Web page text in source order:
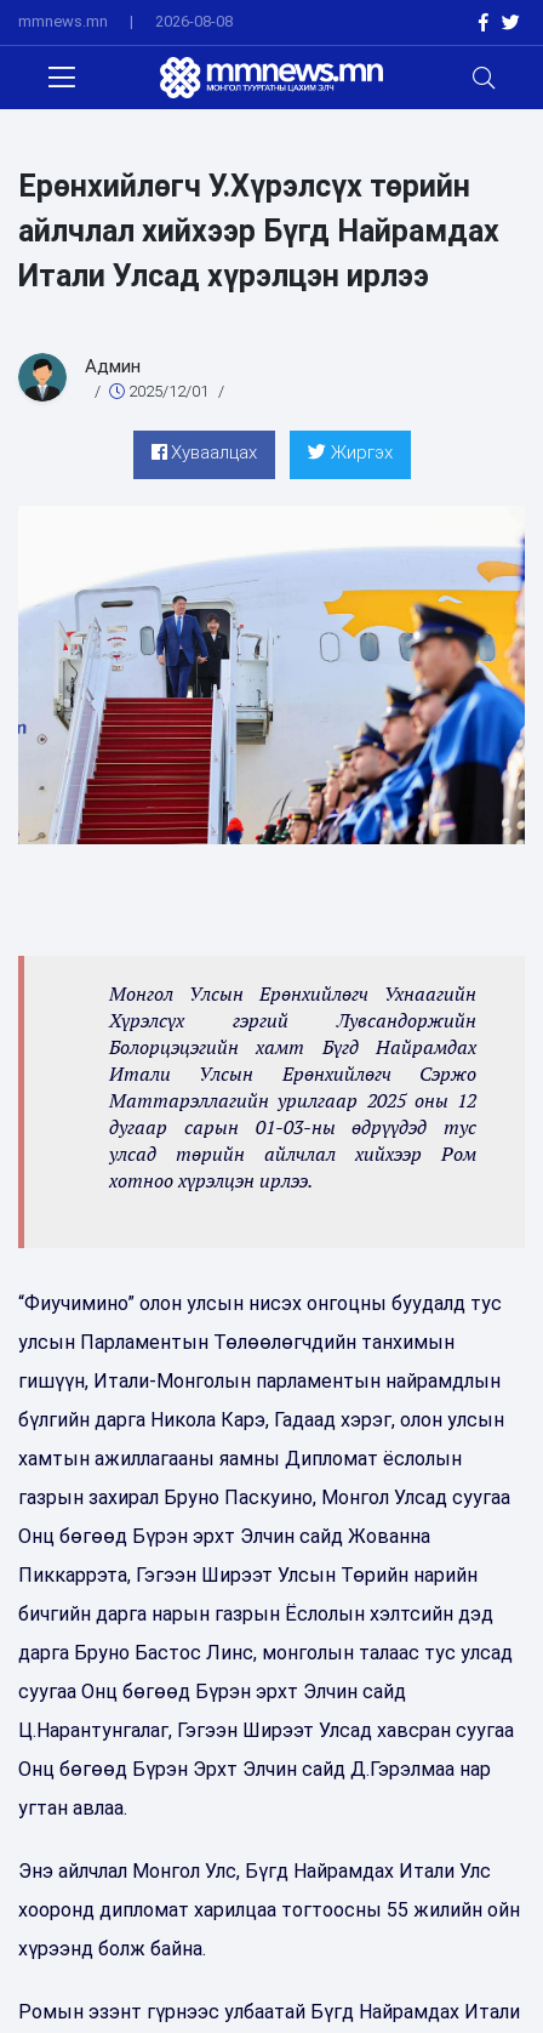
mmnews.mn | 2026-08-08
Ерөнхийлөгч У.Хүрэлсүх төрийн
айлчлал хийхээр Бүгд Найрамдах
Итали Улсад хүрэлцэн ирлээ
Админ
/ 2025/12/01 /
Хуваалцах Жиргэх
Монгол Улсын Ерөнхийлөгч Ухнаагийн
Хүрэлсүх гэргий Лувсандоржийн
Болорцэцэгийн хамт Бүгд Найрамдах
Итали Улсын Ерөнхийлөгч Сэржо
Маттарэллагийн урилгаар 2025 оны 12
дугаар сарын 01-03-ны өдрүүдэд тус
улсад төрийн айлчлал хийхээр Ром
хотноо хүрэлцэн ирлээ.
“Фиучимино” олон улсын нисэх онгоцны буудалд тус
улсын Парламентын Төлөөлөгчдийн танхимын
гишүүн, Итали-Монголын парламентын найрамдлын
бүлгийн дарга Никола Карэ, Гадаад хэрэг, олон улсын
хамтын ажиллагааны яамны Дипломат ёслолын
газрын захирал Бруно Паскуино, Монгол Улсад суугаа
Онц бөгөөд Бүрэн эрхт Элчин сайд Жованна
Пиккаррэта, Гэгээн Ширээт Улсын Төрийн нарийн
бичгийн дарга нарын газрын Ёслолын хэлтсийн дэд
дарга Бруно Бастос Линс, монголын талаас тус улсад
суугаа Онц бөгөөд Бүрэн эрхт Элчин сайд
Ц.Нарантунгалаг, Гэгээн Ширээт Улсад хавсран суугаа
Онц бөгөөд Бүрэн Эрхт Элчин сайд Д.Гэрэлмаа нар
угтан авлаа.
Энэ айлчлал Монгол Улс, Бүгд Найрамдах Итали Улс
хооронд дипломат харилцаа тогтоосны 55 жилийн ойн
хүрээнд болж байна.
Ромын эзэнт гүрнээс улбаатай Бүгд Найрамдах Итали